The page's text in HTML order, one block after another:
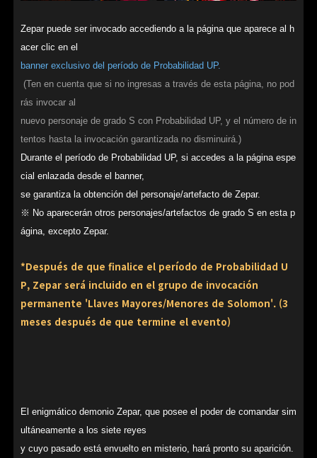
Zepar puede ser invocado accediendo a la página que aparece al h
acer clic en el
banner exclusivo del período de Probabilidad UP.
(Ten en cuenta que si no ingresas a través de esta página, no pod
rás invocar al
nuevo personaje de grado S con Probabilidad UP, y el número de in
tentos hasta la invocación garantizada no disminuirá.)
Durante el período de Probabilidad UP, si accedes a la página espe
cial enlazada desde el banner,
se garantiza la obtención del personaje/artefacto de Zepar.
※ No aparecerán otros personajes/artefactos de grado S en esta p
ágina, excepto Zepar.
*Después de que finalice el período de Probabilidad U
P, Zepar será incluido en el grupo de invocación
permanente 'Llaves Mayores/Menores de Solomon'. (3
meses después de que termine el evento)
El enigmático demonio Zepar, que posee el poder de comandar sim
ultáneamente a los siete reyes
y cuyo pasado está envuelto en misterio, hará pronto su aparición.